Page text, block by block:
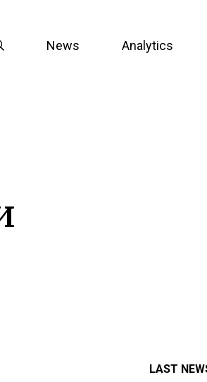
News Analytics
LAST